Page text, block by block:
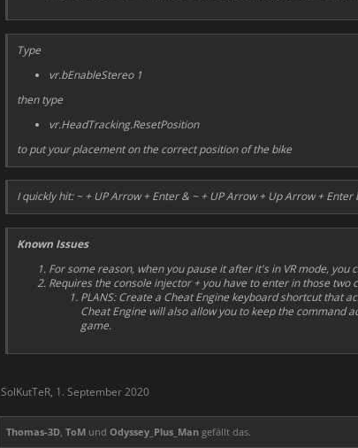
Type
vr.bEnableStereo 1
then type
vr.HeadTracking.ResetPosition
to put your placement on the correct position of the bike
I quickly hit: ~ + UP Arrow + Enter & ~ + UP Arrow + Up Arrow +
Known Issues
For some reason, when you pause it after it's in VR mode,
Requires the console injector + you have to enter in those
PLANS: Create a Cheat Engine keyboard shortcut that
Cheat Engine will also allow you to keep the command
game.
SolKutTeR, 1. September 2020
Thomas-3D ToM und Odyssey_Plus_Man gefällt das.